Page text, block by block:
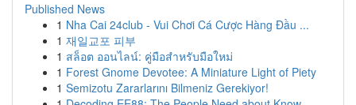
Published News
1 Nha Cai 24club - Vui Chơi Cá Cược Hàng Đầu ...
1 재일교포 피부
1 สล็อต ออนไลน์: คู่มือสำหรับมือใหม่
1 Forest Gnome Devotee: A Miniature Light of Piety
1 Semizotu Zararlarını Bilmeniz Gerekiyor!